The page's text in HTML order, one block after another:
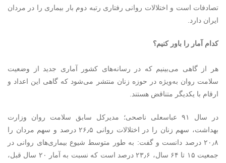
تصادفات است و اختلالات روانی رفتاری رتبه دوم بار بیماری را در مردان
ایران دارد.
کدام آمار را باور کنیم؟
هر از گاهی می‌بینیم که در رسانه‌های کشور آماری جدید از وضعیت
سلامت روان به‌ویژه در حوزه زنان منتشر می‌شود که گاهی این اعداد و
ارقام با یکدیگر متناقض هستند.
در سال ۹۱ عباسعلی ناصحی؛ مدیرکل سابق سلامت روان وزارت
بهداشت، سهم زنان را در اختلالات روانی ۲۶٫۵ درصد و سهم مردان را
۲۰٫۸ درصد دانست و گفت: به طور متوسط شیوع بیماری‌های روانی در
جمعیت ۱۵ تا ۶۴ سال، ۲۳٫۶ درصد است که نسبت به آ‌مار ۲۰ سال قبل،